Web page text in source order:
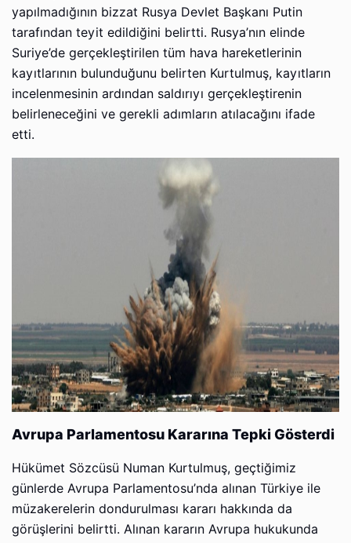
yapılmadığının bizzat Rusya Devlet Başkanı Putin
tarafından teyit edildiğini belirtti. Rusya’nın elinde
Suriye’de gerçekleştirilen tüm hava hareketlerinin
kayıtlarının bulunduğunu belirten Kurtulmuş, kayıtların
incelenmesinin ardından saldırıyı gerçekleştirenin
belirleneceğini ve gerekli adımların atılacağını ifade
etti.
Avrupa Parlamentosu Kararına Tepki Gösterdi
Hükümet Sözcüsü Numan Kurtulmuş, geçtiğimiz
günlerde Avrupa Parlamentosu’nda alınan Türkiye ile
müzakerelerin dondurulması kararı hakkında da
görüşlerini belirtti. Alınan kararın Avrupa hukukunda